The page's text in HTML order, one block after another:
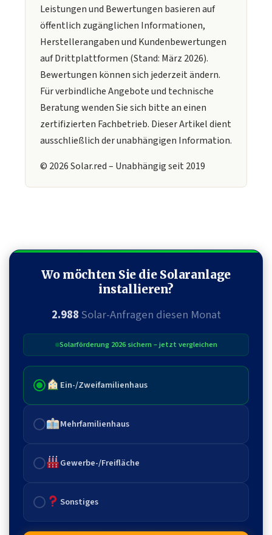
Leistungen und Bewertungen basieren auf
öffentlich zugänglichen Informationen,
Herstellerangaben und Kundenbewertungen
auf Drittplattformen (Stand: März 2026).
Bewertungen können sich jederzeit ändern.
Für verbindliche Angebote und technische
Beratung wenden Sie sich bitte an einen
zertifizierten Fachbetrieb. Dieser Artikel dient
ausschließlich der unabhängigen Information.
© 2026 Solar.red – Unabhängig seit 2019
Wo möchten Sie die Solaranlage
installieren?
2.988Solar-Anfragen diesen Monat
Solarförderung 2026 sichern – jetzt vergleichen
Ein-/Zweifamilienhaus
Mehrfamilienhaus
Gewerbe-/Freifläche
Sonstiges